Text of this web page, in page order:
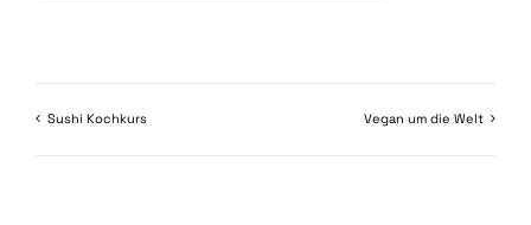
Sushi Kochkurs Vegan um die Welt